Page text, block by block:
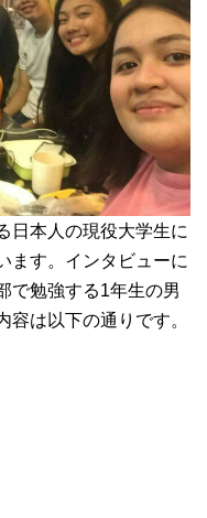
日本人の現役大学生に
ます。インタビューに
で勉強する1年生の男
は以下の通りです。